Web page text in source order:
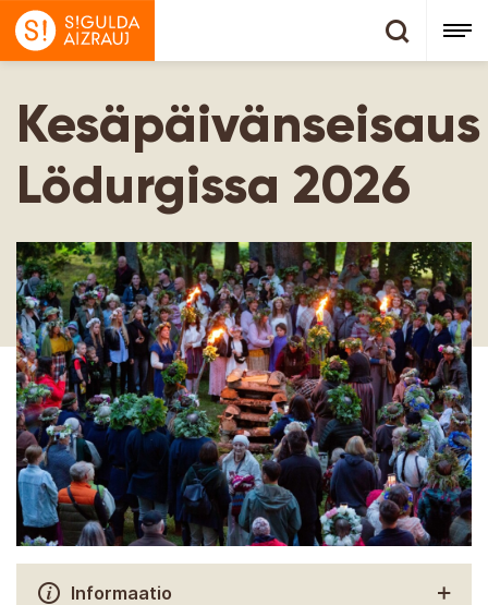
Kesäpäivänseisaus
Lödurgissa 2026
Informaatio